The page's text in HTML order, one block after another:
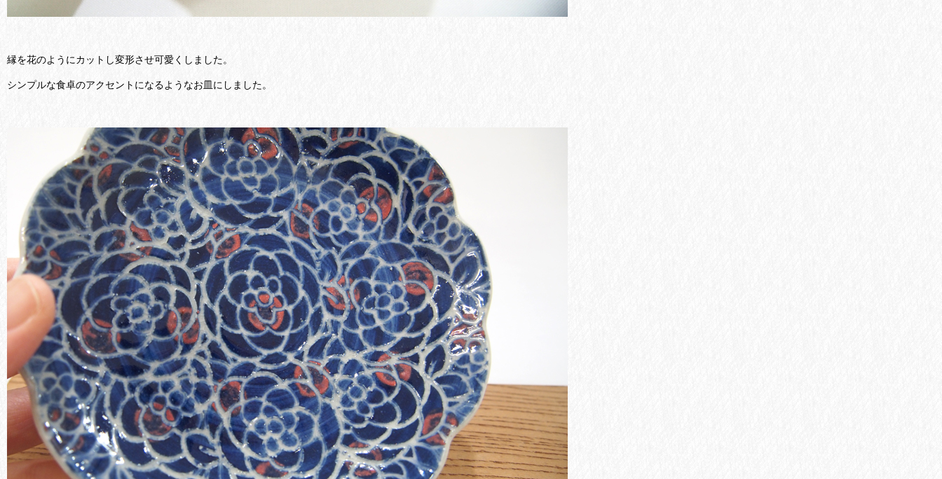
縁を花のようにカットし変形させ可愛くしました。
シンプルな食卓のアクセントになるようなお皿にしました。